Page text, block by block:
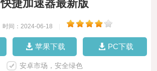
快捷加速器最新版
时间：2024-06-18
苹果下载 PC下载
安卓市场，安全绿色